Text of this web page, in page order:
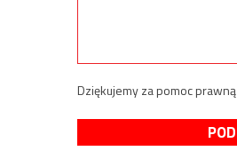
Dziękujemy za pomoc